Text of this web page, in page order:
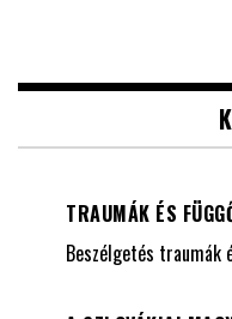
TRAUMÁK ÉS
Beszélgetés traumák